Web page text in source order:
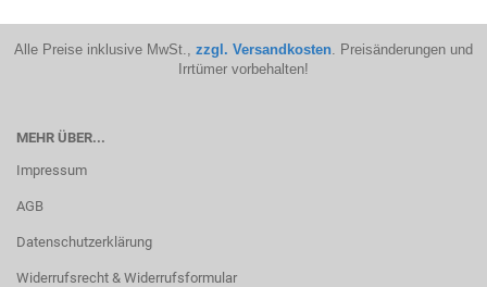
Alle Preise inklusive MwSt., zzgl. Versandkosten. Preisänderungen und
Irrtümer vorbehalten!
MEHR ÜBER...
Impressum
AGB
Datenschutzerklärung
Widerrufsrecht & Widerrufsformular